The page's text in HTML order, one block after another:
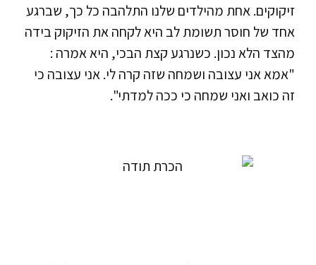
זיקוקים. אחת מהילדים שלנו התלהבה כל כך, שברגע
אחד של חוסר תשומת לב היא לקחה את הזיקוק בידה
מהצד הלא נכון. כשנרגע קצת הבכי, היא אמרה :
"אמא אני עצובה ושמחה שזה קרה לי. אני עצובה כי
זה כואב ואני שמחה כי ככה למדתי".